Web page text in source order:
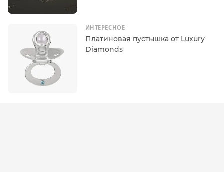
ИНТЕРЕСНОЕ
Платиновая пустышка от Luxury
Diamonds